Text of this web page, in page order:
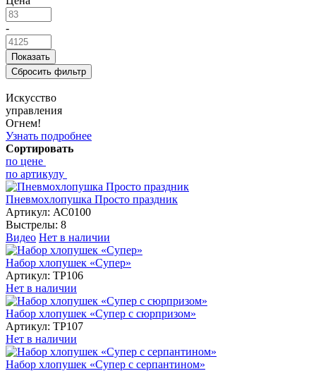
-
Искусство
управления
Огнем!
Узнать подробнее
Сортировать
по цене
по артикулу
Пневмохлопушка Просто праздник
Артикул: АС0100
Выстрелы: 8
Видео Нет в наличии
Набор хлопушек «Супер»
Артикул: ТР106
Нет в наличии
Набор хлопушек «Супер с сюрпризом»
Артикул: ТР107
Нет в наличии
Набор хлопушек «Супер с серпантином»